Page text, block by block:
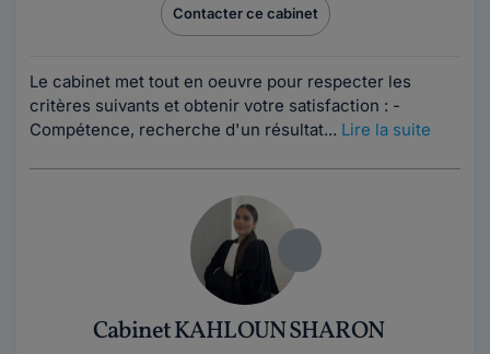
Contacter ce cabinet
Le cabinet met tout en oeuvre pour respecter les
critères suivants et obtenir votre satisfaction : -
Compétence, recherche d'un résultat... Lire la suite
Cabinet KAHLOUN SHARON